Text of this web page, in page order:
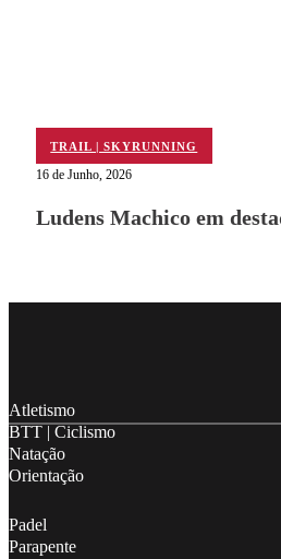
TRAIL | SKYRUNNING
16 de Junho, 2026
Ludens Machico em
Atletismo
BTT | Ciclismo
Natação
Orientação
Padel
Parapente